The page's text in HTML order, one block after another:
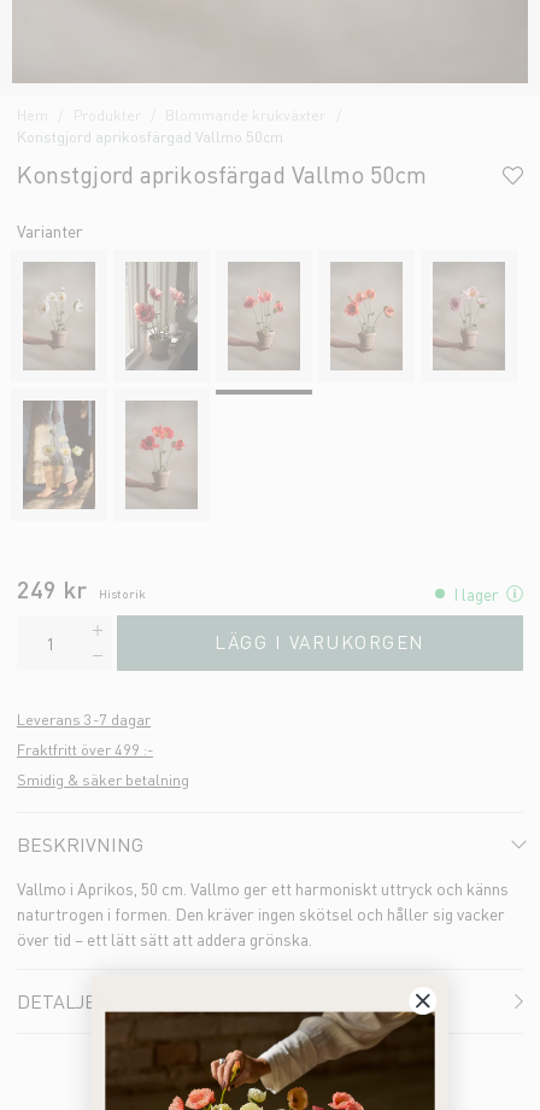
Hem Produkter
Blommande krukväxter
Konstgjord aprikosfärgad Vallmo 50cm
Konstgjord aprikosfärgad Vallmo 50cm
Varianter
249 kr Historik I lager
LÄGG I VARUKORGEN
Leverans 3-7 dagar
Fraktfritt över 499 :-
Smidig & säker betalning
BESKRIVNING
Vallmo i Aprikos, 50 cm. Vallmo ger ett harmoniskt uttryck och känns
naturtrogen i formen. Den kräver ingen skötsel och håller sig vacker
över tid – ett lätt sätt att addera grönska.
DETALJER